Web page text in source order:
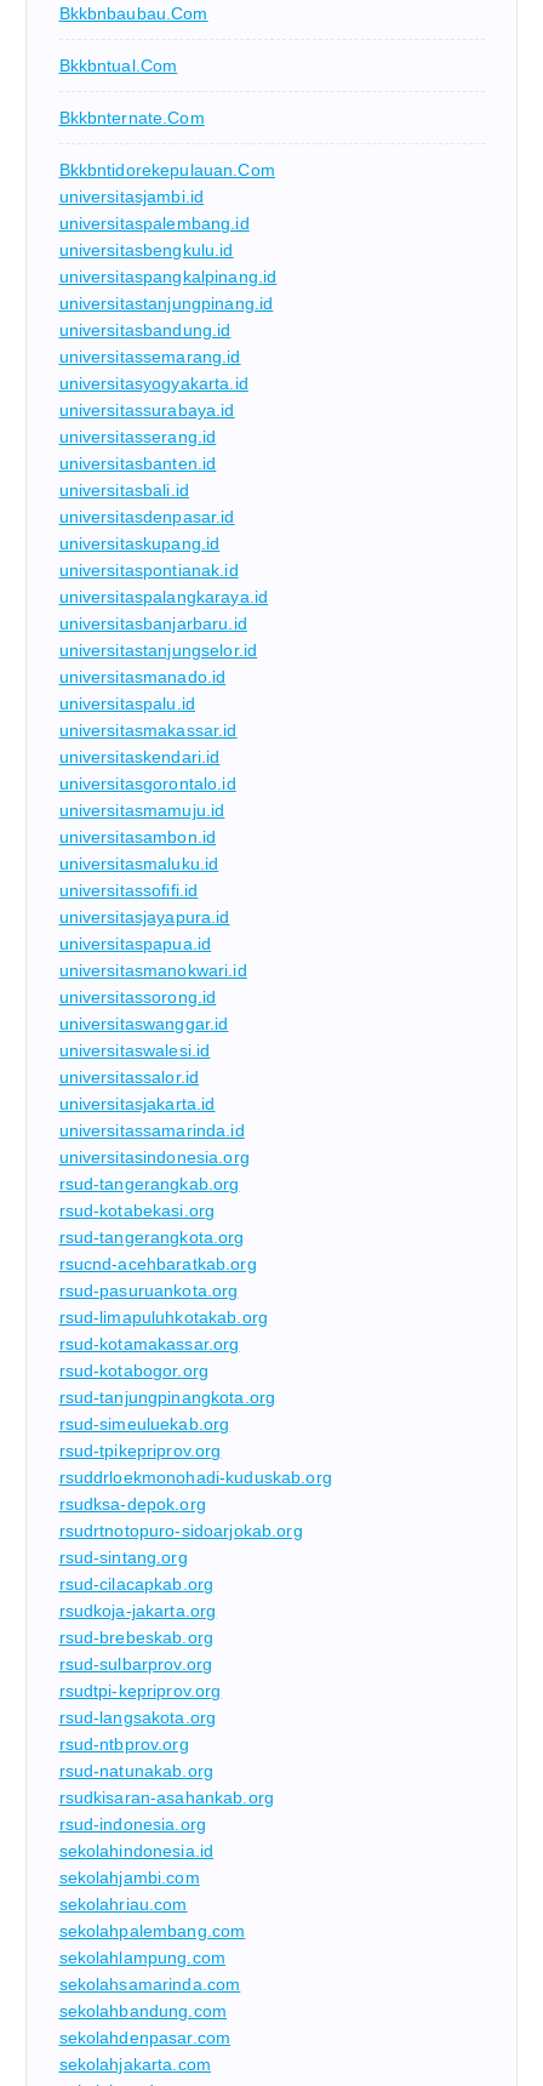
Bkkbnbaubau.com
Bkkbntual.com
Bkkbnternate.com
Bkkbntidorekepulauan.com
universitasjambi.id
universitaspalembang.id
universitasbengkulu.id
universitaspangkalpinang.id
universitastanjungpinang.id
universitasbandung.id
universitassemarang.id
universitasyogyakarta.id
universitassurabaya.id
universitasserang.id
universitasbanten.id
universitasbali.id
universitasdenpasar.id
universitaskupang.id
universitaspontianak.id
universitaspalangkaraya.id
universitasbanjarbaru.id
universitastanjungselor.id
universitasmanado.id
universitaspalu.id
universitasmakassar.id
universitaskendari.id
universitasgorontalo.id
universitasmamuju.id
universitasambon.id
universitasmaluku.id
universitassofifi.id
universitasjayapura.id
universitaspapua.id
universitasmanokwari.id
universitassorong.id
universitaswanggar.id
universitaswalesi.id
universitassalor.id
universitasjakarta.id
universitassamarinda.id
universitasindonesia.org
rsud-tangerangkab.org
rsud-kotabekasi.org
rsud-tangerangkota.org
rsucnd-acehbaratkab.org
rsud-pasuruankota.org
rsud-limapuluhkotakab.org
rsud-kotamakassar.org
rsud-kotabogor.org
rsud-tanjungpinangkota.org
rsud-simeuluekab.org
rsud-tpikepriprov.org
rsuddrloekmonohadi-kuduskab.org
rsudksa-depok.org
rsudrtnotopuro-sidoarjokab.org
rsud-sintang.org
rsud-cilacapkab.org
rsudkoja-jakarta.org
rsud-brebeskab.org
rsud-sulbarprov.org
rsudtpi-kepriprov.org
rsud-langsakota.org
rsud-ntbprov.org
rsud-natunakab.org
rsudkisaran-asahankab.org
rsud-indonesia.org
sekolahindonesia.id
sekolahjambi.com
sekolahriau.com
sekolahpalembang.com
sekolahlampung.com
sekolahsamarinda.com
sekolahbandung.com
sekolahdenpasar.com
sekolahjakarta.com